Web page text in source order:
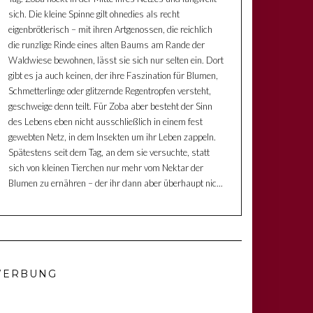
sich. Die kleine Spinne gilt ohnedies als recht
eigenbrötlerisch – mit ihren Artgenossen, die reichlich
die runzlige Rinde eines alten Baums am Rande der
Waldwiese bewohnen, lässt sie sich nur selten ein. Dort
gibt es ja auch keinen, der ihre Faszination für Blumen,
Schmetterlinge oder glitzernde Regentropfen versteht,
geschweige denn teilt. Für Zoba aber besteht der Sinn
des Lebens eben nicht ausschließlich in einem fest
gewebten Netz, in dem Insekten um ihr Leben zappeln.
Spätestens seit dem Tag, an dem sie versuchte, statt
sich von kleinen Tierchen nur mehr vom Nektar der
Blumen zu ernähren – der ihr dann aber überhaupt nic...